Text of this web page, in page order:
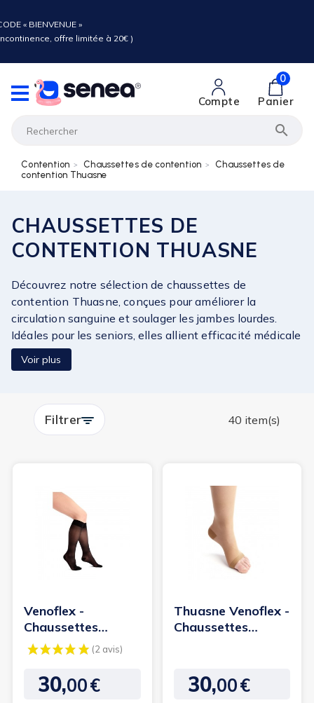
« BIENVENUE »
offre limitée à 20€ )

Compte
0
Panier
Contention Chaussettes de contention
Chaussettes de
contention Thuasne
CHAUSSETTES DE
CONTENTION THUASNE
Découvrez notre sélection de chaussettes de
contention Thuasne, conçues pour améliorer la
circulation sanguine et soulager les jambes lourdes.
Idéales pour les seniors, elles allient efficacité médicale
et confort au quotidien. Achetez en toute confiance sur
Sénéa : prix compétitifs, paiement sécurisé et livraison
Thuasne, marque de référence en contention médicale.
Voir plus
Filtrer 40 item(s)
Venoflex -
Chaussettes
Incognito Absolu
Classe 2 - Thuasne
Prix
30,00€
Thuasne Venoflex -
Chaussettes
Prix
30,00€